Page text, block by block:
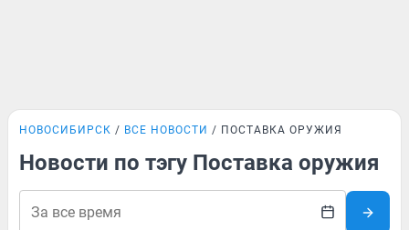
НОВОСИБИРСК ВСЕ НОВОСТИ ПОСТАВКА ОРУЖИЯ
Новости по тэгу Поставка оружия